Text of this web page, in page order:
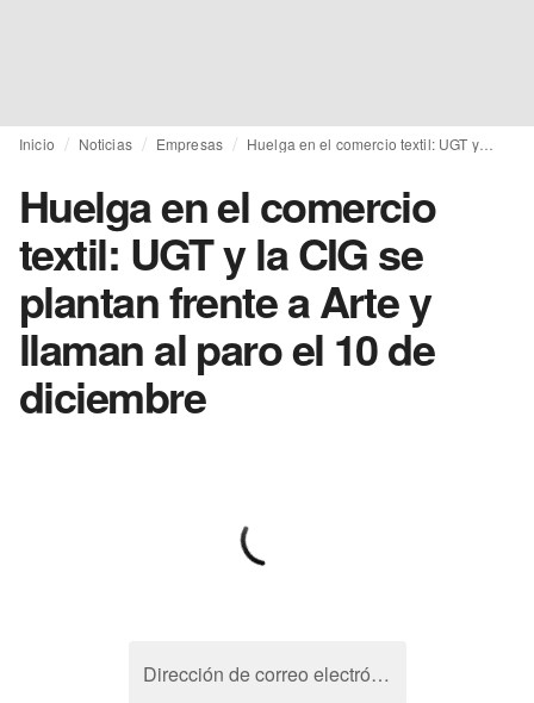
Inicio Noticias Empresas Huelga en el comercio textil: UGT y la CIG se plantan frente a Arte y llaman al paro el 10 de diciembre
Huelga en el comercio
textil: UGT y la CIG se
plantan frente a Arte y
llaman al paro el 10 de
diciembre
Dirección de correo electrónico